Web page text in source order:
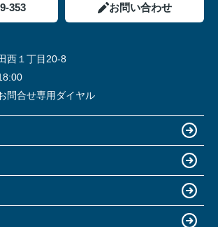
353 お問い合わせ
西１丁目20-8
合せ専用ダイヤル